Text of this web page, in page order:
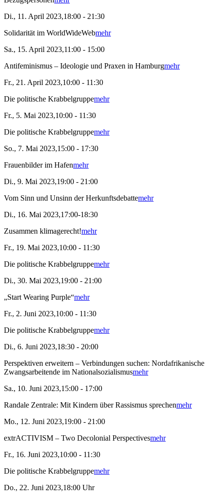
Di., 11. April 2023,18:00 - 21:30
Solidarität im WorldWideWebmehr
Sa., 15. April 2023,11:00 - 15:00
Antifeminismus – Ideologie und Praxen in Hamburgmehr
Fr., 21. April 2023,10:00 - 11:30
Die politische Krabbelgruppemehr
Fr., 5. Mai 2023,10:00 - 11:30
Die politische Krabbelgruppemehr
So., 7. Mai 2023,15:00 - 17:30
Frauenbilder im Hafenmehr
Di., 9. Mai 2023,19:00 - 21:00
Vom Sinn und Unsinn der Herkunftsdebattemehr
Di., 16. Mai 2023,17:00-18:30
Zusammen klimagerecht!mehr
Fr., 19. Mai 2023,10:00 - 11:30
Die politische Krabbelgruppemehr
Di., 30. Mai 2023,19:00 - 21:00
„Start Wearing Purple“mehr
Fr., 2. Juni 2023,10:00 - 11:30
Die politische Krabbelgruppemehr
Di., 6. Juni 2023,18:30 - 20:00
Perspektiven erweitern – Verbindungen suchen: Nordafrikanische
Zwangsarbeitende im Nationalsozialismusmehr
Sa., 10. Juni 2023,15:00 - 17:00
Randale Zentrale: Mit Kindern über Rassismus sprechenmehr
Mo., 12. Juni 2023,19:00 - 21:00
extrACTIVISM – Two Decolonial Perspectivesmehr
Fr., 16. Juni 2023,10:00 - 11:30
Die politische Krabbelgruppemehr
Do., 22. Juni 2023,18:00 Uhr